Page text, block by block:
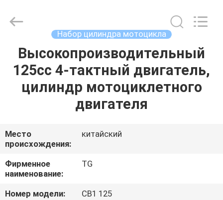
ДОМ
ПРОДУКТЫ
НАС
ПУТЕШЕСТВИЕ
ФАБРИКИ
Rights
Набор цилиндра мотоцикла
Высокопроизводительный
125cc 4-тактный двигатель,
цилиндр мотоциклетного
двигателя
Место
происхождения:
китайский
Фирменное
наименование:
TG
Номер модели:
CB1 125